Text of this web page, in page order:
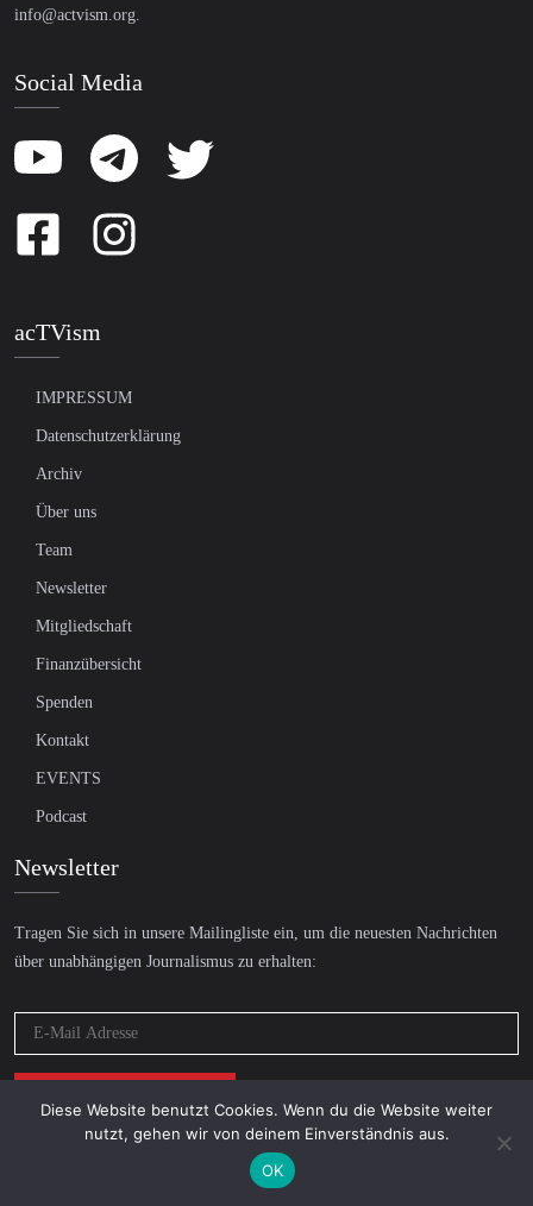
info@actvism.org.
Social Media
acTVism
IMPRESSUM
Datenschutzerklärung
Archiv
Über uns
Team
Newsletter
Mitgliedschaft
Finanzübersicht
Spenden
Kontakt
EVENTS
Podcast
Newsletter
Tragen Sie sich in unsere Mailingliste ein, um die neuesten Nachrichten
über unabhängigen Journalismus zu erhalten:
© 2026 AcTVism Munich e.V. | All rights reserved.
Diese Website benutzt Cookies. Wenn du die Website weiter
nutzt, gehen wir von deinem Einverständnis aus.
OK